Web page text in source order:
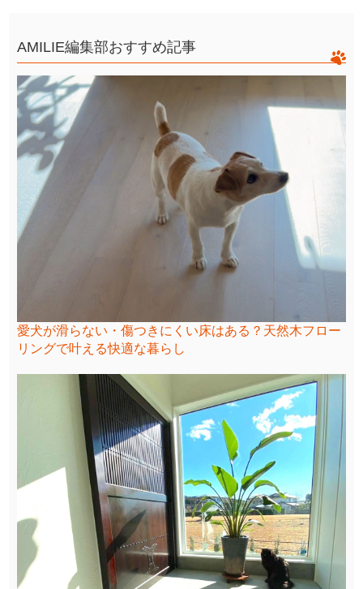
AMILIE編集部おすすめ記事
愛犬が滑らない・傷つきにくい床はある？天然木フロー
リングで叶える快適な暮らし